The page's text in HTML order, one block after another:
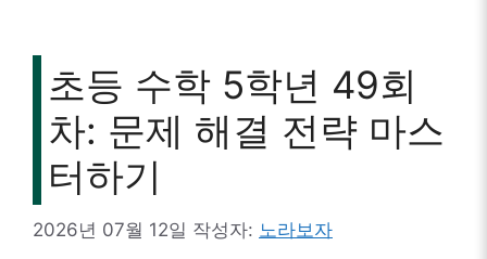
초등 수학 5학년 49회
차: 문제 해결 전략 마스
터하기
2026년 07월 12일 작성자: 노라보자